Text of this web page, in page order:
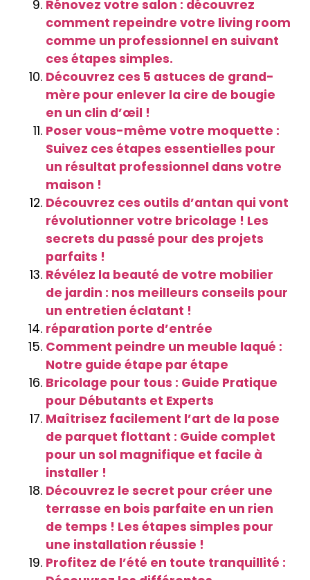
Rénovez votre salon : découvrez
comment repeindre votre living room
comme un professionnel en suivant
ces étapes simples.
Découvrez ces 5 astuces de grand-
mère pour enlever la cire de bougie
en un clin d’œil !
Poser vous-même votre moquette :
Suivez ces étapes essentielles pour
un résultat professionnel dans votre
maison !
Découvrez ces outils d’antan qui vont
révolutionner votre bricolage ! Les
secrets du passé pour des projets
parfaits !
Révélez la beauté de votre mobilier
de jardin : nos meilleurs conseils pour
un entretien éclatant !
réparation porte d’entrée
Comment peindre un meuble laqué :
Notre guide étape par étape
Bricolage pour tous : Guide Pratique
pour Débutants et Experts
Maîtrisez facilement l’art de la pose
de parquet flottant : Guide complet
pour un sol magnifique et facile à
installer !
Découvrez le secret pour créer une
terrasse en bois parfaite en un rien
de temps ! Les étapes simples pour
une installation réussie !
Profitez de l’été en toute tranquillité :